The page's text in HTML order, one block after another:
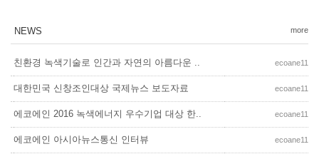
NEWS more
친환경 녹색기술로 인간과 자연의 아름다운 .. ecoane11
대한민국 신창조인대상 국제뉴스 보도자료 ecoane11
에코에인 2016 녹색에너지 우수기업 대상 한.. ecoane11
에코에인 아시아뉴스통신 인터뷰 ecoane11